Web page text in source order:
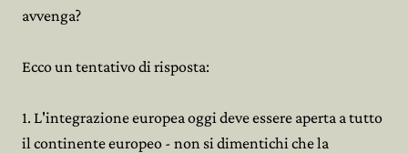
avvenga?
Ecco un tentativo di risposta:
1. L'integrazione europea oggi deve essere aperta a tutto
il continente europeo - non si dimentichi che la